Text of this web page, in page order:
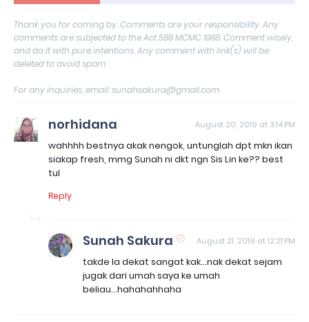
Thank you for coming by. Comments are your responsibility. Any
comments are subjected to the Act 588 MCMC 1988. Comment wisely,
and do it with pure intentions. Any comment with link(s) will be
deleted to avoid spam.
For any inquiries, email: sunahsakura@gmail.com
norhidana August 20, 2019 at 3:14 PM
wahhhh bestnya akak nengok, untunglah dpt mkn ikan
siakap fresh, mmg Sunah ni dkt ngn Sis Lin ke?? best
tul
Reply
Sunah Sakura August 21, 2019 at 12:21 PM
takde la dekat sangat kak...nak dekat sejam
jugak dari umah saya ke umah
beliau...hahahahhaha